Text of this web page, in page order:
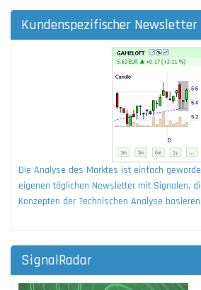
Kundenspezifischer Newsletter
Die Analyse des Marktes ist einfach
eigenen täglichen Newsletter mit Signalen,
Konzepten der Technischen Analyse basieren.
SignalRadar